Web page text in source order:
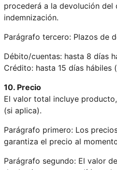
procederá a la devolución del
indemnización.
Parágrafo tercero: Plazos de
Débito/cuentas: hasta 8 días
Crédito: hasta 15 días hábiles
10. Precio
El valor total incluye
(si aplica).
Parágrafo primero: Los
garantiza el precio al
Parágrafo segundo: El valor